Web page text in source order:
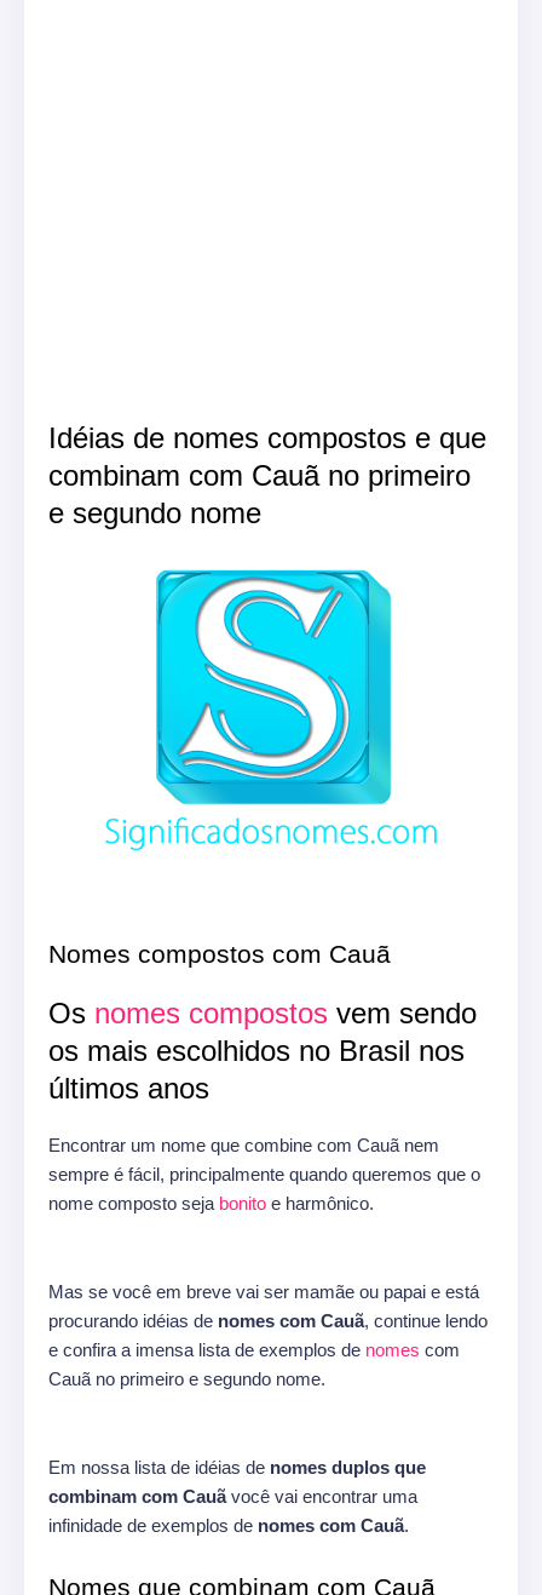
Idéias de nomes compostos e que
combinam com Cauã no primeiro
e segundo nome
Nomes compostos com Cauã
Os nomes compostos vem sendo
os mais escolhidos no Brasil nos
últimos anos
Encontrar um nome que combine com Cauã nem
sempre é fácil, principalmente quando queremos que o
nome composto seja bonito e harmônico.
Mas se você em breve vai ser mamãe ou papai e está
procurando idéias de nomes com Cauã, continue lendo
e confira a imensa lista de exemplos de nomes com
Cauã no primeiro e segundo nome.
Em nossa lista de idéias de nomes duplos que
combinam com Cauãvocê vai encontrar uma
infinidade de exemplos de nomes com Cauã.
Nomes que combinam com Cauã